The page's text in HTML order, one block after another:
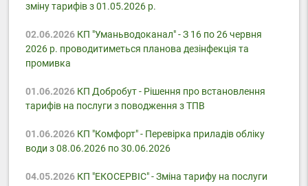
зміну тарифів з 01.05.2026 р.
02.06.2026КП "Уманьводоканал" - З 16 по 26 червня
2026 р. проводитиметься планова дезінфекція та
промивка
01.06.2026КП Добробут - Pішення про встановлення
тарифів на послуги з поводження з ТПВ
01.06.2026КП "Комфорт" - Перевірка приладів обліку
води з 08.06.2026 по 30.06.2026
04.05.2026КП "ЕКОСЕРВІС" - Зміна тарифу на послуги